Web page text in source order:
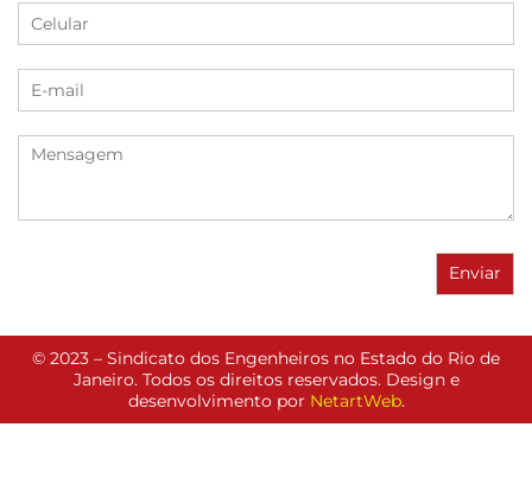
© 2023 – Sindicato dos Engenheiros no Estado do Rio de
Janeiro. Todos os direitos reservados. Design e
desenvolvimento por NetartWeb.